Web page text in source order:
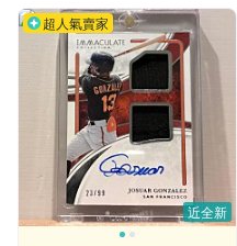
近全新
超人氣賣家